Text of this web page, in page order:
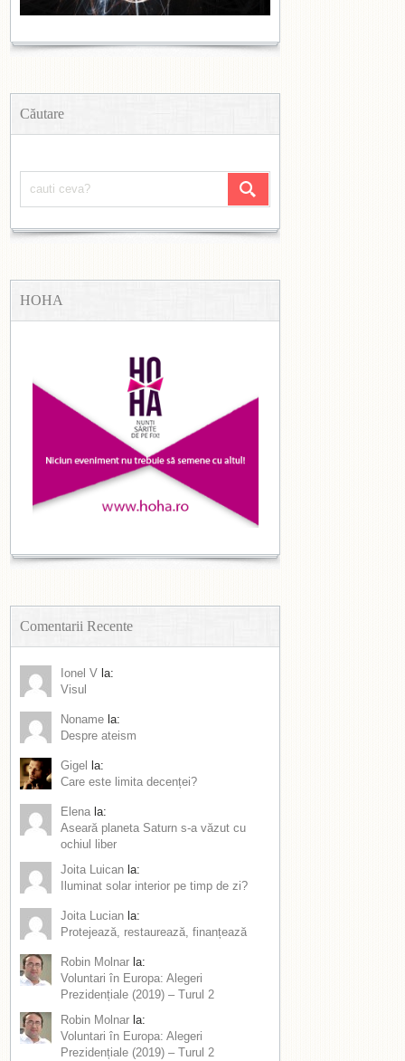
Căutare
HOHA
Comentarii Recente
Ionel V la:
Visul
Noname la:
Despre ateism
Gigel
la:
Care este limita decenței?
Elena la:
Aseară planeta Saturn s-a văzut cu
ochiul liber
Joita Luican la:
Iluminat solar interior pe timp de zi?
Joita Lucian la:
Protejează, restaurează, finanțează
Robin Molnar la:
Voluntari în Europa: Alegeri
Prezidențiale (2019) – Turul 2
Robin Molnar la:
Voluntari în Europa: Alegeri
Prezidențiale (2019) – Turul 2